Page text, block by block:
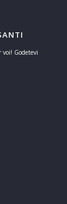
Godetevi